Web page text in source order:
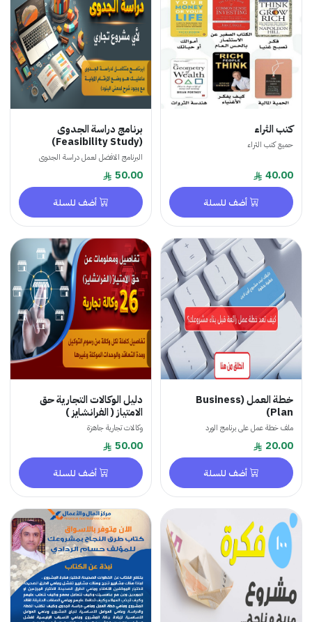
كتب الثراء
حميع كتب الثراء
40.00
أضف للسلة
برنامج دراسة الجدوى
(Feasibility Study)
البرنامج الافضل لعمل دراسة الجدوى
50.00
أضف للسلة
خطة العمل (Business
Plan)
ملف خطة عمل على برنامج الورد
20.00
أضف للسلة
دليل الوكالات التجارية حق
الامتياز ( الفرانشايز )
وكالات تجارية جاهزة
50.00
أضف للسلة